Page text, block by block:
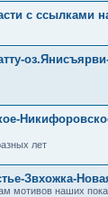
с ссылками
лет
Звхожка-
мотивов наших